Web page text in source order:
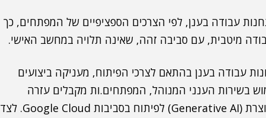
עבודה בענן, לפי הצרכים הספציפיים של המפתחים, כך
מיטבית, עם סביבה זהה, שאינה תלויה במחשב האישי.
עבודה בענן בהתאם לצרכי הפיתוח, מעניקה ביצועים
בשירות הענני המנוהל, המפתחים.ות מקבלים עזרה
בכתיבת קוד בעזרת מודל בינה מלאכותית יוצרת (Generative AI) לפיתוח בסביבות Google Cloud. לצד